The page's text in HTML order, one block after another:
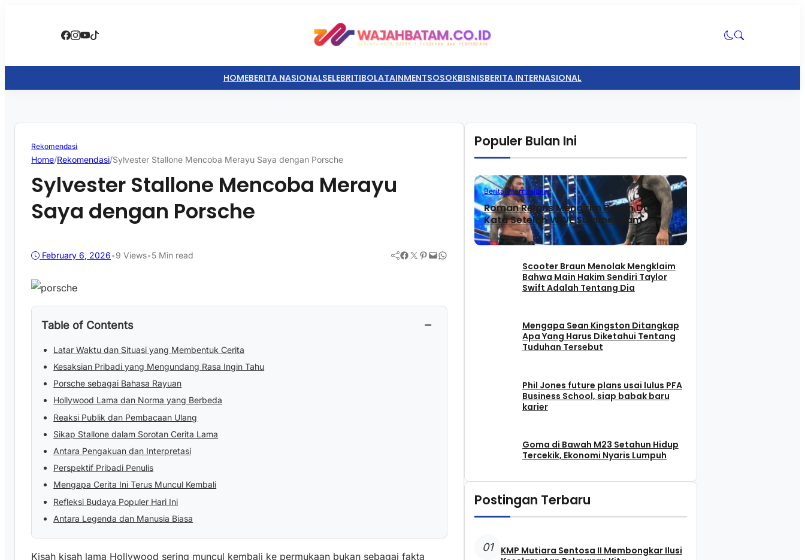
HOMEBERITA NASIONALSELEBRITIBOLATAINMENTSOSOKBISNISBERITA INTERNASIONAL
Rekomendasi
Home/Rekomendasi/Sylvester Stallone Mencoba Merayu Saya dengan Porsche
Sylvester Stallone Mencoba Merayu
Saya dengan Porsche
February 6, 2026•9 Views•5 Min read Facebook Twitter Pinterest Mail WhatsApp
Table of Contents −
Latar Waktu dan Situasi yang Membentuk Cerita
Kesaksian Pribadi yang Mengundang Rasa Ingin Tahu
Porsche sebagai Bahasa Rayuan
Hollywood Lama dan Norma yang Berbeda
Reaksi Publik dan Pembacaan Ulang
Sikap Stallone dalam Sorotan Cerita Lama
Antara Pengakuan dan Interpretasi
Perspektif Pribadi Penulis
Mengapa Cerita Ini Terus Muncul Kembali
Refleksi Budaya Populer Hari Ini
Antara Legenda dan Manusia Biasa
Kisah kisah lama Hollywood sering muncul kembali ke permukaan bukan sebagai fakta
Populer Bulan Ini
Berita Internasional
Roman Reigns Mengirim Pesan Dua
Kata Setelah WWE SummerSlam
Scooter Braun Menolak Mengklaim
Bahwa Main Hakim Sendiri Taylor
Swift Adalah Tentang Dia
Mengapa Sean Kingston Ditangkap
Apa Yang Harus Diketahui Tentang
Tuduhan Tersebut
Phil Jones future plans usai lulus PFA
Business School, siap babak baru
karier
Goma di Bawah M23 Setahun Hidup
Tercekik, Ekonomi Nyaris Lumpuh
Postingan Terbaru
01
KMP Mutiara Sentosa II Membongkar Ilusi